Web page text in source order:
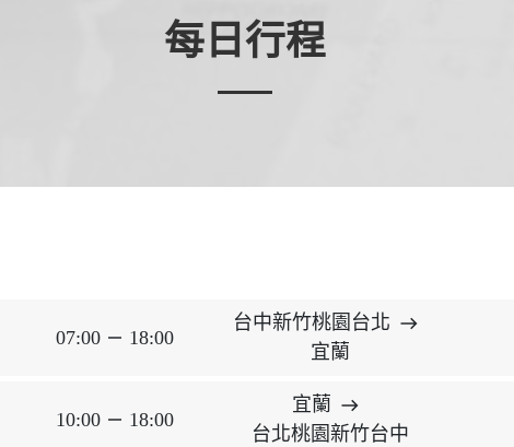
每日行程
07:00 horizontal_rule 18:00
台中新竹桃園台北 east
宜蘭
10:00 horizontal_rule 18:00
宜蘭 east
台北桃園新竹台中